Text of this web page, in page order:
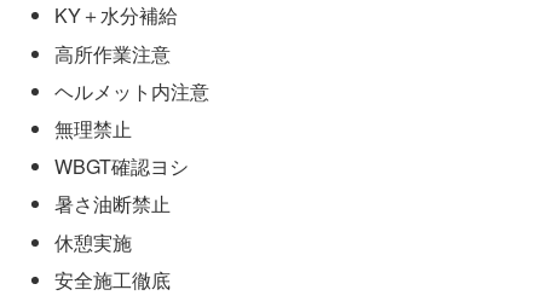
KY＋水分補給
高所作業注意
ヘルメット内注意
無理禁止
WBGT確認ヨシ
暑さ油断禁止
休憩実施
安全施工徹底